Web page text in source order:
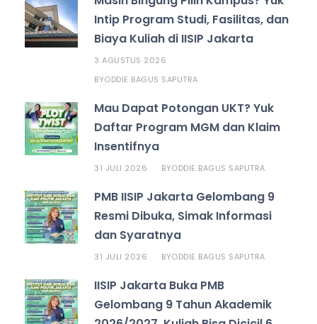
Intip Program Studi, Fasilitas, dan
Biaya Kuliah di IISIP Jakarta
3 AGUSTUS 2026
BYODDIE BAGUS SAPUTRA
Mau Dapat Potongan UKT? Yuk
Daftar Program MGM dan Klaim
Insentifnya
31 JULI 2026 BYODDIE BAGUS SAPUTRA
PMB IISIP Jakarta Gelombang 9
Resmi Dibuka, Simak Informasi
dan Syaratnya
31 JULI 2026 BYODDIE BAGUS SAPUTRA
IISIP Jakarta Buka PMB
Gelombang 9 Tahun Akademik